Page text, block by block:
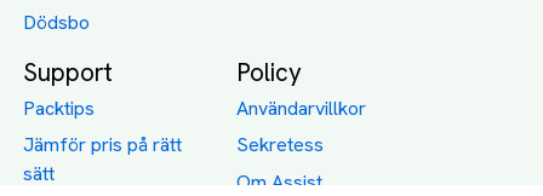
Dödsbo
Support
Packtips
Jämför pris på rätt
sätt
Policy
Användarvillkor
Sekretess
Om Assist